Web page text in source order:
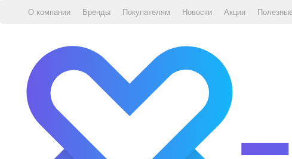
О компании Бренды Покупателям Новости Акции